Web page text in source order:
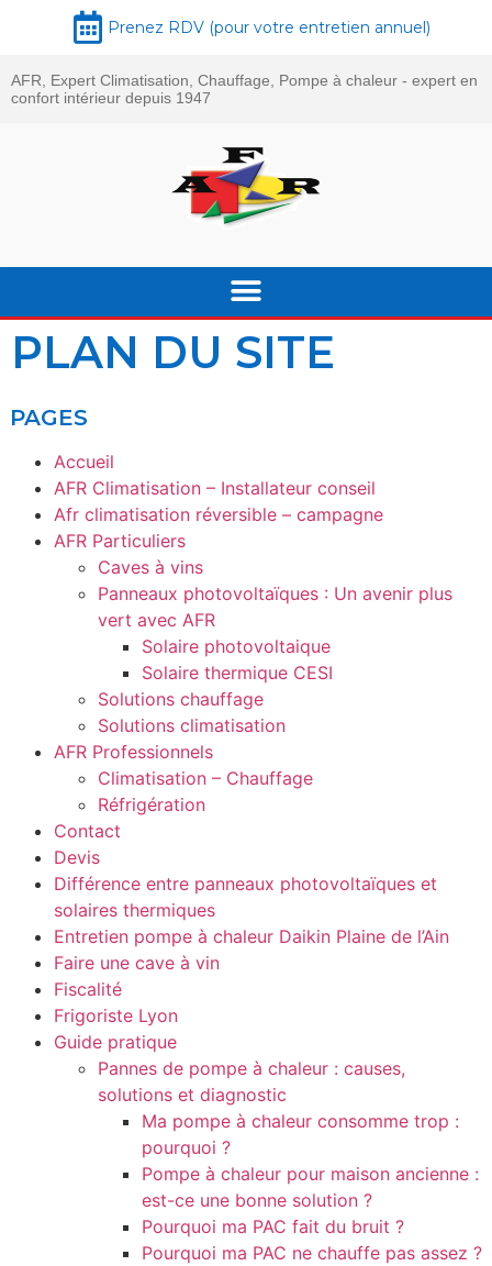
Prenez RDV (pour votre entretien annuel)
AFR, Expert Climatisation, Chauffage, Pompe à chaleur - expert en
confort intérieur depuis 1947
PLAN DU SITE
PAGES
Accueil
AFR Climatisation – Installateur conseil
Afr climatisation réversible – campagne
AFR Particuliers
Caves à vins
Panneaux photovoltaïques : Un avenir plus
vert avec AFR
Solaire photovoltaique
Solaire thermique CESI
Solutions chauffage
Solutions climatisation
AFR Professionnels
Climatisation – Chauffage
Réfrigération
Contact
Devis
Différence entre panneaux photovoltaïques et
solaires thermiques
Entretien pompe à chaleur Daikin Plaine de l’Ain
Faire une cave à vin
Fiscalité
Frigoriste Lyon
Guide pratique
Pannes de pompe à chaleur : causes,
solutions et diagnostic
Ma pompe à chaleur consomme trop :
pourquoi ?
Pompe à chaleur pour maison ancienne :
est-ce une bonne solution ?
Pourquoi ma PAC fait du bruit ?
Pourquoi ma PAC ne chauffe pas assez ?